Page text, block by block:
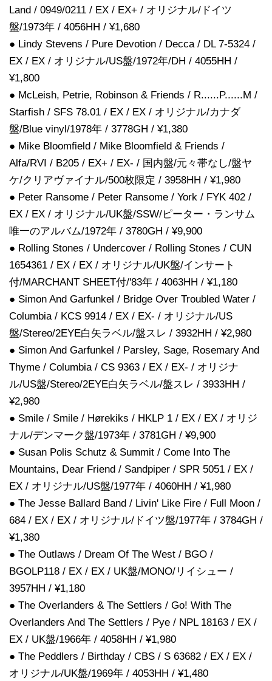
Land / 0949/0211 / EX / EX+ / オリジナル/ドイツ
盤/1973年 / 4056HH / ¥1,680
● Lindy Stevens / Pure Devotion / Decca / DL 7-5324 /
EX / EX / オリジナル/US盤/1972年/DH / 4055HH /
¥1,800
● McLeish, Petrie, Robinson & Friends / R......P......M /
Starfish / SFS 78.01 / EX / EX / オリジナル/カナダ
盤/Blue vinyl/1978年 / 3778GH / ¥1,380
● Mike Bloomfield / Mike Bloomfield & Friends /
Alfa/RVI / B205 / EX+ / EX- / 国内盤/元々帯なし/盤ヤ
ケ/クリアヴァイナル/500枚限定 / 3958HH / ¥1,980
● Peter Ransome / Peter Ransome / York / FYK 402 /
EX / EX / オリジナル/UK盤/SSW/ピーター・ランサム
唯一のアルバム/1972年 / 3780GH / ¥9,900
● Rolling Stones / Undercover / Rolling Stones / CUN
1654361 / EX / EX / オリジナル/UK盤/インサート
付/MARCHANT SHEET付/'83年 / 4063HH / ¥1,180
● Simon And Garfunkel / Bridge Over Troubled Water /
Columbia / KCS 9914 / EX / EX- / オリジナル/US
盤/Stereo/2EYE白矢ラベル/盤スレ / 3932HH / ¥2,980
● Simon And Garfunkel / Parsley, Sage, Rosemary And
Thyme / Columbia / CS 9363 / EX / EX- / オリジナ
ル/US盤/Stereo/2EYE白矢ラベル/盤スレ / 3933HH /
¥2,980
● Smile / Smile / Hørekiks / HKLP 1 / EX / EX / オリジ
ナル/デンマーク盤/1973年 / 3781GH / ¥9,900
● Susan Polis Schutz & Summit / Come Into The
Mountains, Dear Friend / Sandpiper / SPR 5051 / EX /
EX / オリジナル/US盤/1977年 / 4060HH / ¥1,980
● The Jesse Ballard Band / Livin' Like Fire / Full Moon /
684 / EX / EX / オリジナル/ドイツ盤/1977年 / 3784GH /
¥1,380
● The Outlaws / Dream Of The West / BGO /
BGOLP118 / EX / EX / UK盤/MONO/リイシュー /
3957HH / ¥1,180
● The Overlanders & The Settlers / Go! With The
Overlanders And The Settlers / Pye / NPL 18163 / EX /
EX / UK盤/1966年 / 4058HH / ¥1,980
● The Peddlers / Birthday / CBS / S 63682 / EX / EX /
オリジナル/UK盤/1969年 / 4053HH / ¥1,480